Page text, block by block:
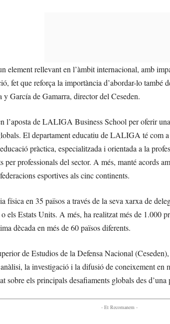
element rellevant en l’àmbit internacional, amb
fet que reforça la importància d’abordar-lo també
García de Gamarra, director del Ceseden.
l’aposta de LALIGA Business School per oferir
El departament educatiu de LALIGA té com
pràctica, especialitzada i orientada a la
per professionals del sector. A més, manté acords
esportives als cinc continents.
en 35 països a través de la seva xarxa de
els Estats Units. A més, ha realitzat més de 1.000
dècada en més de 60 països diferents.
de Estudios de la Defensa Nacional
la investigació i la difusió de coneixement en
sobre els principals desafiaments globals des
- Et Recomanem -